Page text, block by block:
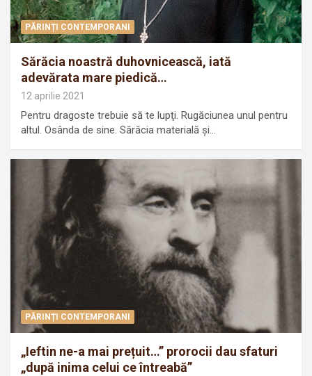
PĂRINȚI CONTEMPORANI
Sărăcia noastră duhovnicească, iată
adevărata mare piedică…
12 aprilie 2021
Pentru dragoste trebuie să te lupţi. Rugăciunea unul pentru
altul. Osânda de sine. Sărăcia materială şi…
PĂRINȚI CONTEMPORANI
„Ieftin ne-a mai prețuit…” prorocii dau sfaturi
„după inima celui ce întreabă”